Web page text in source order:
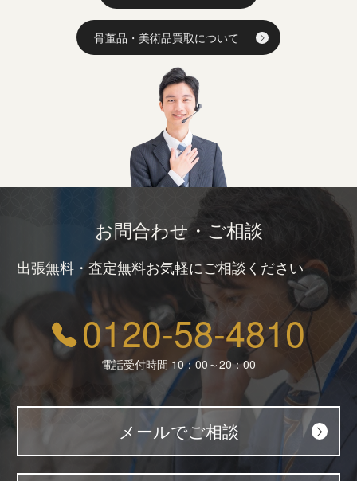
骨董品・美術品買取について
お問合わせ・ご相談
出張無料・査定無料お気軽にご相談ください
0120-58-4810
電話受付時間 10：00～20：00
メールでご相談